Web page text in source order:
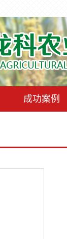
成功案例